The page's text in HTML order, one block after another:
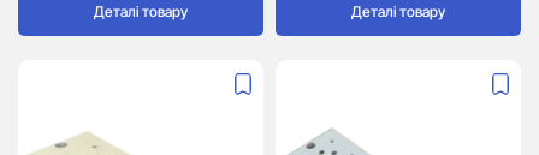
Деталі товару Деталі товару